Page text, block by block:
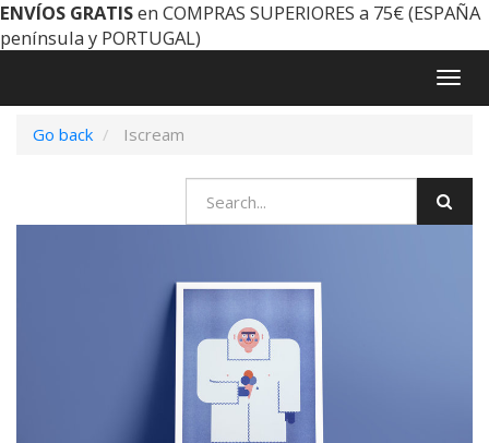
ENVÍOS GRATISen COMPRAS SUPERIORES a 75€ (ESPAÑA
península y PORTUGAL)
Go back
Iscream